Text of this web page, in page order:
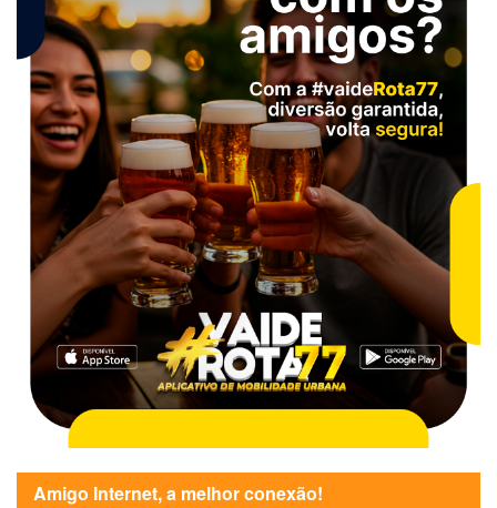
Amigo Internet, a melhor conexão!